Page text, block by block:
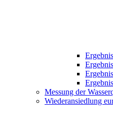
Messung der
Wiederansiedlung